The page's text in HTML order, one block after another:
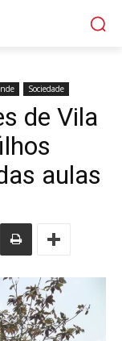
Sociedade
de Vila
aulas